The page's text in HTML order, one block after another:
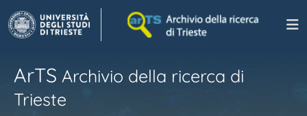
ArTS Archivio della ricerca di
Trieste